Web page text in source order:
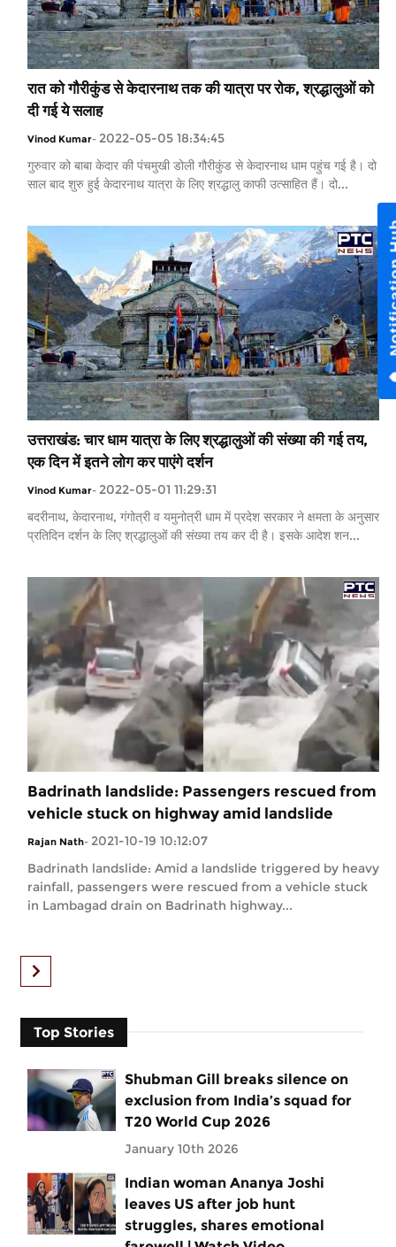
रात को गौरीकुंड से केदारनाथ तक की यात्रा पर रोक, श्रद्धालुओं को
दी गई ये सलाह
Vinod Kumar- 2022-05-05 18:34:45
गुरुवार को बाबा केदार की पंचमुखी डोली गौरीकुंड से केदारनाथ धाम पहुंच गई है। दो
साल बाद शुरु हुई केदारनाथ यात्रा के लिए श्रद्धालु काफी उत्साहित हैं। दो...
उत्तराखंड: चार धाम यात्रा के लिए श्रद्धालुओं की संख्या की गई तय,
एक दिन में इतने लोग कर पाएंगे दर्शन
Vinod Kumar- 2022-05-01 11:29:31
बदरीनाथ, केदारनाथ, गंगोत्री व यमुनोत्री धाम में प्रदेश सरकार ने क्षमता के अनुसार
प्रतिदिन दर्शन के लिए श्रद्धालुओं की संख्या तय कर दी है। इसके आदेश शन...
Badrinath landslide: Passengers rescued from
vehicle stuck on highway amid landslide
Rajan Nath- 2021-10-19 10:12:07
Badrinath landslide: Amid a landslide triggered by heavy
rainfall, passengers were rescued from a vehicle stuck
in Lambagad drain on Badrinath highway...
Top Stories
Shubman Gill breaks silence on
exclusion from India’s squad for
T20 World Cup 2026
January 10th 2026
Indian woman Ananya Joshi
leaves US after job hunt
struggles, shares emotional